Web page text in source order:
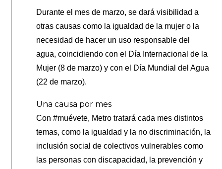
Durante el mes de marzo, se dará visibilidad a
otras causas como la igualdad de la mujer o la
necesidad de hacer un uso responsable del
agua, coincidiendo con el Día Internacional de la
Mujer (8 de marzo) y con el Día Mundial del Agua
(22 de marzo).
Una causa por mes
Con #muévete, Metro tratará cada mes distintos
temas, como la igualdad y la no discriminación, la
inclusión social de colectivos vulnerables como
las personas con discapacidad, la prevención y